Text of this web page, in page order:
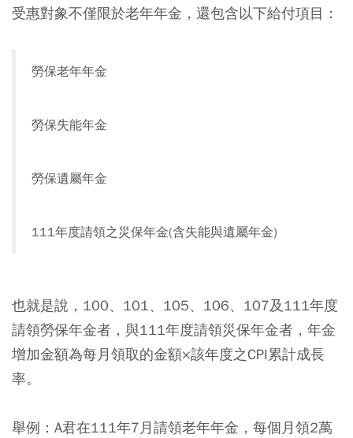
受惠對象不僅限於老年年金，還包含以下給付項目：
勞保老年年金
勞保失能年金
勞保遺屬年金
111年度請領之災保年金(含失能與遺屬年金)
也就是說，100、101、105、106、107及111年度
請領勞保年金者，與111年度請領災保年金者，年金
增加金額為每月領取的金額×該年度之CPI累計成長
率。
舉例：A君在111年7月請領老年年金，每個月領2萬